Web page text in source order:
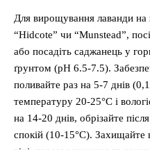
Для вирощування лаванди на
“Hidcote” чи “Munstead”,
або посадіть саджанець у
ґрунтом (pH 6.5-7.5).
поливайте раз на 5-7 днів
температуру 20-25°C і
на 14-20 днів, обрізайте
спокій (10-15°C). Захищайте